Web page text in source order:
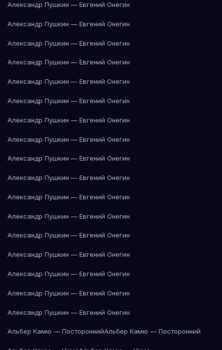
Александр Пушкин — Евгений Онегин
Александр Пушкин — Евгений Онегин
Александр Пушкин — Евгений Онегин
Александр Пушкин — Евгений Онегин
Александр Пушкин — Евгений Онегин
Александр Пушкин — Евгений Онегин
Александр Пушкин — Евгений Онегин
Александр Пушкин — Евгений Онегин
Александр Пушкин — Евгений Онегин
Александр Пушкин — Евгений Онегин
Александр Пушкин — Евгений Онегин
Александр Пушкин — Евгений Онегин
Александр Пушкин — Евгений Онегин
Александр Пушкин — Евгений Онегин
Александр Пушкин — Евгений Онегин
Александр Пушкин — Евгений Онегин
Александр Пушкин — Евгений Онегин
Альбер Камю — ПостороннийАльбер Камю — Посторонний